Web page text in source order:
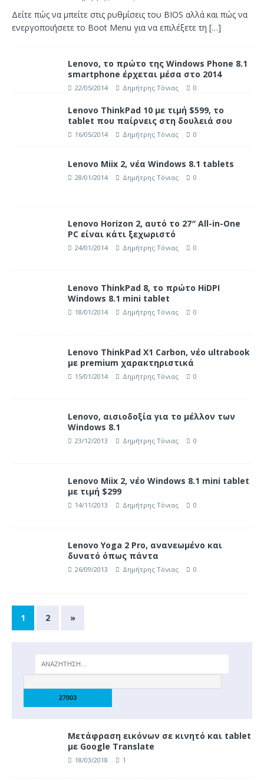
Δείτε πώς να μπείτε στις ρυθμίσεις του BIOS αλλά και πώς να
ενεργοποιήσετε το Boot Menu για να επιλέξετε τη […]
Lenovo, το πρώτο της Windows Phone 8.1
smartphone έρχεται μέσα στο 2014
22/05/2014 Δημήτρης Τόνιας 0
Lenovo ThinkPad 10 με τιμή $599, το
tablet που παίρνεις στη δουλειά σου
16/05/2014 Δημήτρης Τόνιας 0
Lenovo Miix 2, νέα Windows 8.1 tablets
28/01/2014 Δημήτρης Τόνιας 0
Lenovo Horizon 2, αυτό το 27″ All-in-One
PC είναι κάτι ξεχωριστό
24/01/2014 Δημήτρης Τόνιας 0
Lenovo ThinkPad 8, το πρώτο HiDPI
Windows 8.1 mini tablet
18/01/2014 Δημήτρης Τόνιας 0
Lenovo ThinkPad X1 Carbon, νέο ultrabook
με premium χαρακτηριστικά
15/01/2014 Δημήτρης Τόνιας 0
Lenovo, αισιοδοξία για το μέλλον των
Windows 8.1
23/12/2013 Δημήτρης Τόνιας 0
Lenovo Miix 2, νέο Windows 8.1 mini tablet
με τιμή $299
14/11/2013 Δημήτρης Τόνιας 0
Lenovo Yoga 2 Pro, ανανεωμένο και
δυνατό όπως πάντα
26/09/2013 Δημήτρης Τόνιας 0
1 2 »
Μετάφραση εικόνων σε κινητό και tablet
με Google Translate
18/03/2018 1